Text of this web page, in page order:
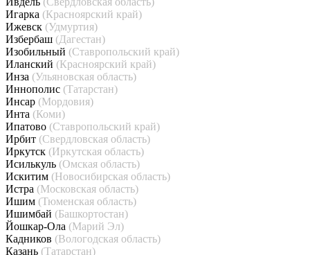
Игарка (Красноярский край)
Ижевск (Удмуртия)
Избербаш (Дагестан)
Изобильный (Ставропольский край)
Иланский (Красноярский край)
Инза (Ульяновская область)
Иннополис (Татарстан)
Инсар (Мордовия)
Инта (Коми)
Ипатово (Ставропольский край)
Ирбит (Свердловская область)
Иркутск (Иркутская область)
Исилькуль (Омская область)
Искитим (Новосибирская область)
Истра (Московская область)
Ишим (Тюменская область)
Ишимбай (Башкортостан)
Йошкар-Ола (Марий Эл)
Кадников (Вологодская область)
Казань (Татарстан)